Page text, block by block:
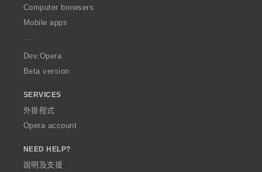
O
p
a
Computer browsers
Mobile apps
Dev.Opera
Beta version
SERVICES
外掛程式
Opera account
NEED HELP?
說明及支援